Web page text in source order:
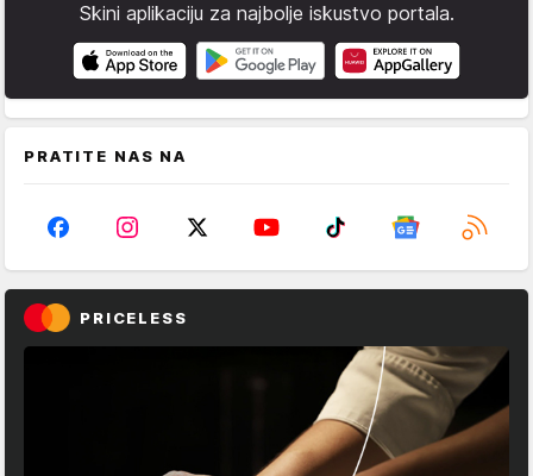
Skini aplikaciju za najbolje iskustvo portala.
PRATITE NAS NA
PRICELESS